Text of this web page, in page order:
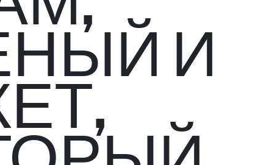
И